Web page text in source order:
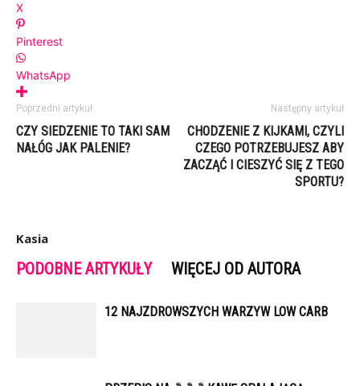
X
Pinterest
WhatsApp
Poprzedni artykuł
CZY SIEDZENIE TO TAKI SAM
NAŁÓG JAK PALENIE?
Następny artykuł
CHODZENIE Z KIJKAMI, CZYLI
CZEGO POTRZEBUJESZ ABY
ZACZĄĆ I CIESZYĆ SIĘ Z TEGO
SPORTU?
Kasia
PODOBNE ARTYKUŁY WIĘCEJ OD AUTORA
12 NAJZDROWSZYCH WARZYW LOW CARB